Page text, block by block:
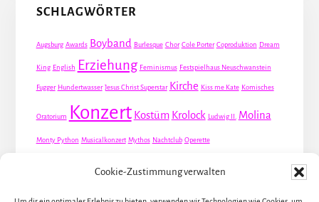
Cookie-Zustimmung verwalten
SCHLAGWÖRTER
Augsburg Awards Boyband Burlesque Chor Cole Porter Coproduktion Dream
King English Erziehung Feminismus Festspielhaus Neuschwanstein
Fugger Hundertwasser Jesus Christ Superstar Kirche Kiss me Kate Komisches
Oratorium Konzert Kostüm Krolock Ludwig II. Molina
Monty Python Musicalkonzert Mythos Nachtclub Operette
Premiere Queer Revueoperette Robert Louis Stevenson